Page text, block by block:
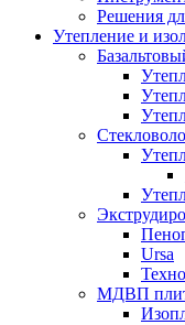
Решения
Утепление и
Ursa
МДВП